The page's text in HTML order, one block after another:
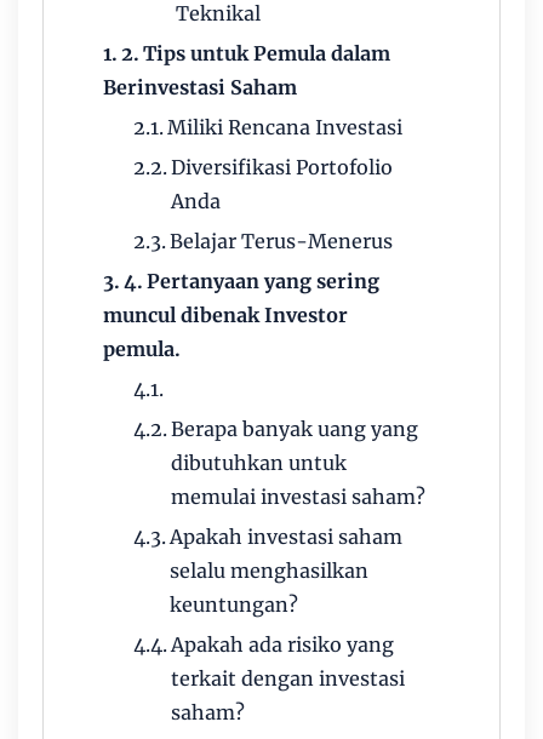
Teknikal
Tips untuk Pemula dalam
Berinvestasi Saham
Miliki Rencana Investasi
Diversifikasi Portofolio
Anda
Belajar Terus-Menerus
Pertanyaan yang sering
muncul dibenak Investor
pemula.
Berapa banyak uang yang
dibutuhkan untuk
memulai investasi saham?
Apakah investasi saham
selalu menghasilkan
keuntungan?
Apakah ada risiko yang
terkait dengan investasi
saham?